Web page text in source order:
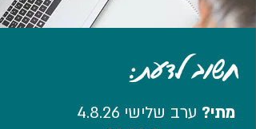
חשוב לדעת:
מתי? ערב שלישי 4.8.26